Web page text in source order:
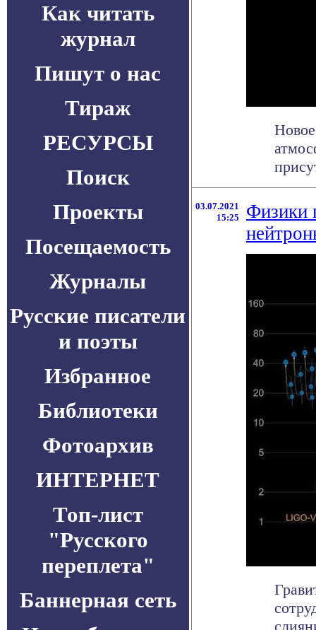
Как читать
журнал
Пишут о нас
Тираж
РЕСУРСЫ
Поиск
Проекты
Посещаемость
Журналы
Русские писатели
и поэты
Избранное
Библиотеки
Фотоархив
ИНТЕРНЕТ
Топ-лист
"Русского
переплета"
Баннерная сеть
03.07.2021
15:25
Физики